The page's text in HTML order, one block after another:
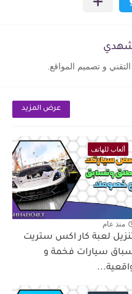
و تصميم المواقع.
عرض المزيد
ألعاب للهاتف
منذ عام
لعبة كار اكس ستريت
سيارات فخمة و